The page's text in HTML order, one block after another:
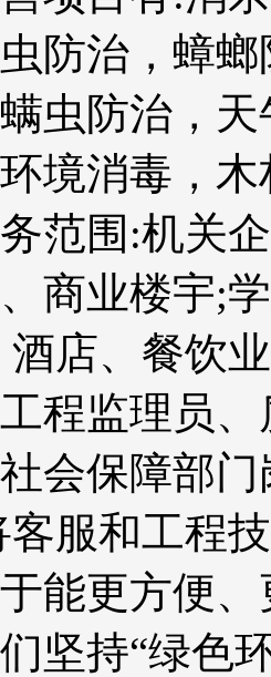
防治，蟑
虫防治，
境消毒，
范围:机关
商业楼宇;
店、餐饮
程监理员
会保障部
客服和工程
能更方便
坚持“绿色